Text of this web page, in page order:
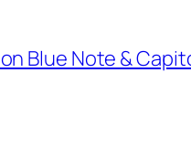
Blue Note &